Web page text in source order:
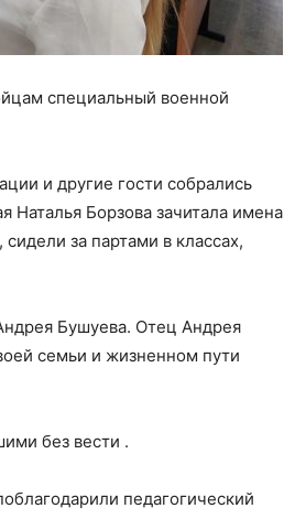
специальный военной
и другие гости собрались
Наталья Борзова зачитала имена
за партами в классах,
Бушуева. Отец Андрея
семьи и жизненном пути
без вести .
педагогический